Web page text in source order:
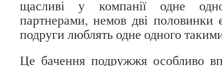
щасливі у компанії одне
партнерами, немов дві половинки
подруги люблять одне одного
Це бачення подружжя особливо